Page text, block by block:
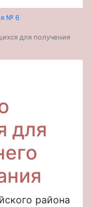
№ 6
для получения
для
района